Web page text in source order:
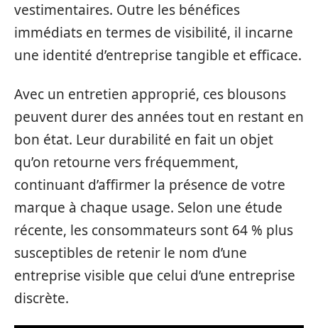
vestimentaires. Outre les bénéfices
immédiats en termes de visibilité, il incarne
une identité d’entreprise tangible et efficace.
Avec un entretien approprié, ces blousons
peuvent durer des années tout en restant en
bon état. Leur durabilité en fait un objet
qu’on retourne vers fréquemment,
continuant d’affirmer la présence de votre
marque à chaque usage. Selon une étude
récente, les consommateurs sont 64 % plus
susceptibles de retenir le nom d’une
entreprise visible que celui d’une entreprise
discrète.